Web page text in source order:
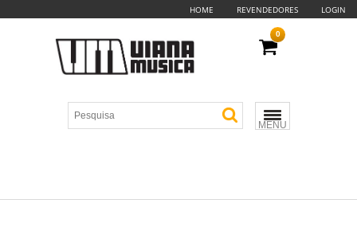
HOME REVENDEDORES LOGIN
MENU
0